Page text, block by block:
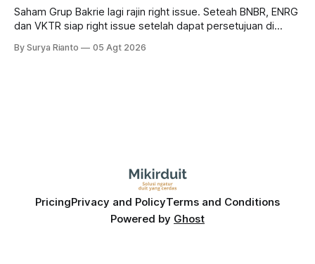
Saham Grup Bakrie lagi rajin right issue. Seteah BNBR, ENRG
dan VKTR siap right issue setelah dapat persetujuan di
pola saham Grup Bakrie jelang right issue
By Surya Rianto 05 Agt 2026
PricingPrivacy and PolicyTerms and Conditions
Powered by Ghost